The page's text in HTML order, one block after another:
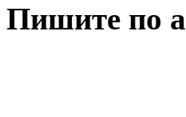
Пишите по